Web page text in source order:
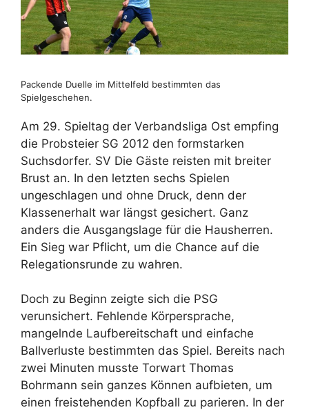
Packende Duelle im Mittelfeld bestimmten das
Spielgeschehen.
Am 29. Spieltag der Verbandsliga Ost empfing
die Probsteier SG 2012 den formstarken
Suchsdorfer. SV Die Gäste reisten mit breiter
Brust an. In den letzten sechs Spielen
ungeschlagen und ohne Druck, denn der
Klassenerhalt war längst gesichert. Ganz
anders die Ausgangslage für die Hausherren.
Ein Sieg war Pflicht, um die Chance auf die
Relegationsrunde zu wahren.
Doch zu Beginn zeigte sich die PSG
verunsichert. Fehlende Körpersprache,
mangelnde Laufbereitschaft und einfache
Ballverluste bestimmten das Spiel. Bereits nach
zwei Minuten musste Torwart Thomas
Bohrmann sein ganzes Können aufbieten, um
einen freistehenden Kopfball zu parieren. In der